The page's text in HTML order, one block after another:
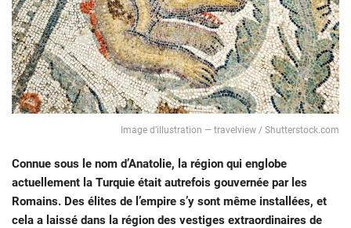
Image d’illustration — travelview / Shutterstock.com
Connue sous le nom d’Anatolie, la région qui englobe
actuellement la Turquie était autrefois gouvernée par les
Romains. Des élites de l’empire s’y sont même installées, et
cela a laissé dans la région des vestiges extraordinaires de